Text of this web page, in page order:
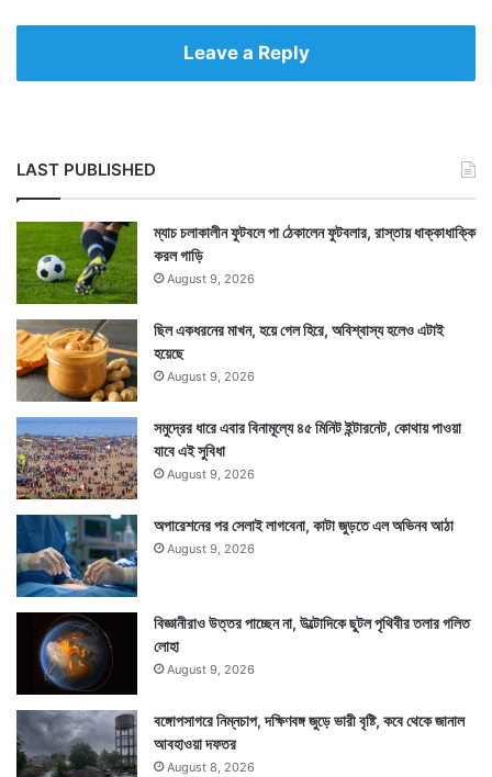
Leave a Reply
LAST PUBLISHED
ম্যাচ চলাকালীন ফুটবলে পা ঠেকালেন ফুটবলার, রাস্তায় ধাক্কাধাক্কি
করল গাড়ি
August 9, 2026
ছিল একধরনের মাখন, হয়ে গেল হিরে, অবিশ্বাস্য হলেও এটাই
হয়েছে
August 9, 2026
সমুদ্রের ধারে এবার বিনামূল্যে ৪৫ মিনিট ইন্টারনেট, কোথায় পাওয়া
যাবে এই সুবিধা
August 9, 2026
অপারেশনের পর সেলাই লাগবেনা, কাটা জুড়তে এল অভিনব আঠা
August 9, 2026
বিজ্ঞানীরাও উত্তর পাচ্ছেন না, উল্টোদিকে ছুটল পৃথিবীর তলার গলিত
লোহা
August 9, 2026
বঙ্গোপসাগরে নিম্নচাপ, দক্ষিণবঙ্গ জুড়ে ভারী বৃষ্টি, কবে থেকে জানাল
আবহাওয়া দফতর
August 8, 2026